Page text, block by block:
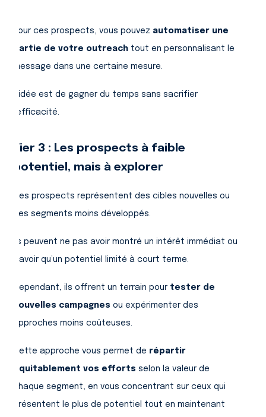
Pour ces prospects, vous pouvez automatiser une
partie de votre outreach tout en personnalisant le
message dans une certaine mesure.
L’idée est de gagner du temps sans sacrifier
l’efficacité.
Tier 3 : Les prospects à faible
potentiel, mais à explorer
Ces prospects représentent des cibles nouvelles ou
des segments moins développés.
Ils peuvent ne pas avoir montré un intérêt immédiat ou
n’avoir qu’un potentiel limité à court terme.
Cependant, ils offrent un terrain pour tester de
nouvelles campagnes ou expérimenter des
approches moins coûteuses.
Cette approche vous permet de répartir
équitablement vos efforts selon la valeur de
chaque segment, en vous concentrant sur ceux qui
présentent le plus de potentiel tout en maintenant